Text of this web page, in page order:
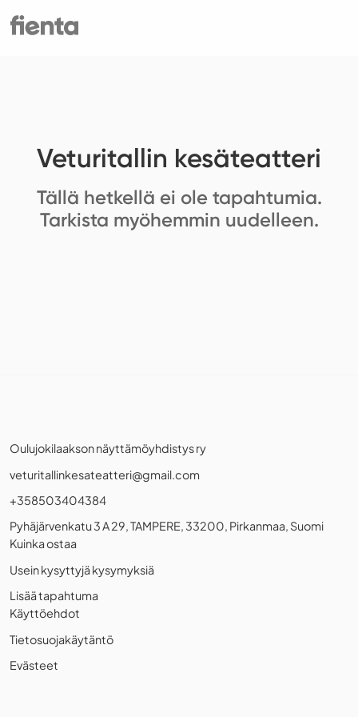
Veturitallin kesäteatteri
Tällä hetkellä ei ole tapahtumia.
Tarkista myöhemmin uudelleen.
Oulujokilaakson näyttämöyhdistys ry
veturitallinkesateatteri@gmail.com
+358503404384
Pyhäjärvenkatu 3 A 29, TAMPERE, 33200, Pirkanmaa, Suomi
Kuinka ostaa
Usein kysyttyjä kysymyksiä
Lisää tapahtuma
Käyttöehdot
Tietosuojakäytäntö
Evästeet